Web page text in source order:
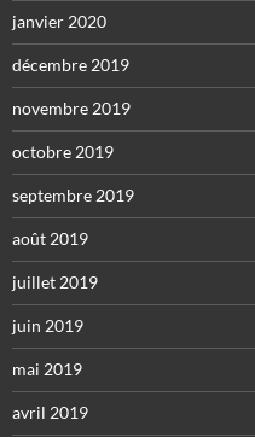
janvier 2020
décembre 2019
novembre 2019
octobre 2019
septembre 2019
août 2019
juillet 2019
juin 2019
mai 2019
avril 2019